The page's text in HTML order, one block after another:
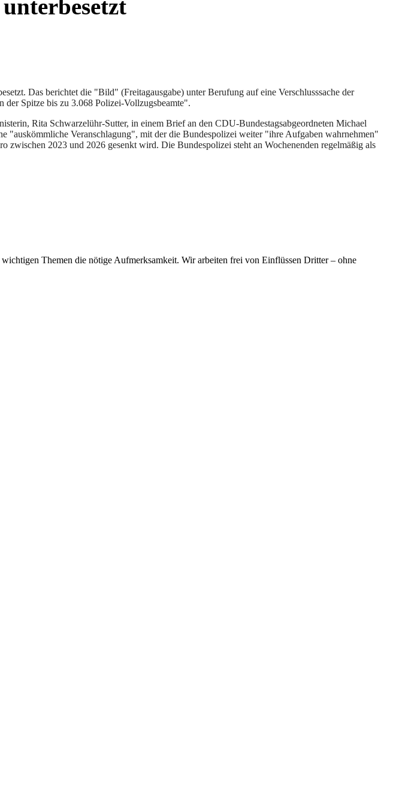
Das berichtet die "Bild" (Freitagausgabe) unter Berufung auf eine Verschlusssache der
der Spitze bis zu 3.068 Polizei-Vollzugsbeamte".
Rita Schwarzelühr-Sutter, in einem Brief an den CDU-Bundestagsabgeordneten Michael
"auskömmliche Veranschlagung", mit der die Bundespolizei weiter "ihre Aufgaben wahrnehmen"
2023 und 2026 gesenkt wird. Die Bundespolizei steht an Wochenenden regelmäßig als
Themen die nötige Aufmerksamkeit. Wir arbeiten frei von Einflüssen Dritter – ohne